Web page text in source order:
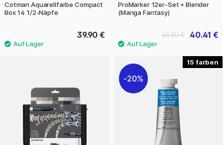
Cotman Aquarellfarbe Compact
Box 14 1/2-Näpfe
39.90 €
ProMarker 12er-Set + Blender
(Manga Fantasy)
40.41 €
44.90 €
15
20%